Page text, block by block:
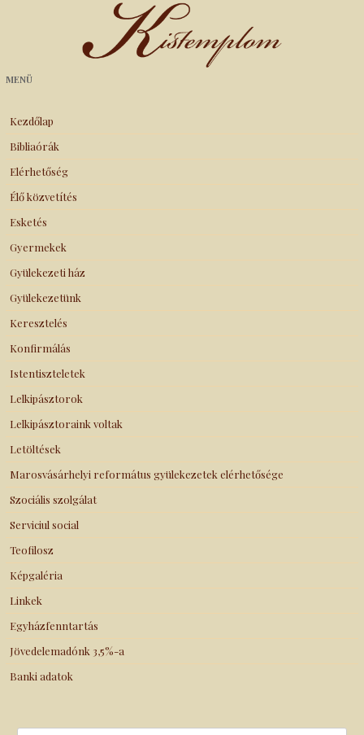
Kistemplom
MENÜ
Kezdőlap
Bibliaórák
Elérhetőség
Élő közvetítés
Esketés
Gyermekek
Gyülekezeti ház
Gyülekezetünk
Keresztelés
Konfirmálás
Istentiszteletek
Lelkipásztorok
Lelkipásztoraink voltak
Letöltések
Marosvásárhelyi református gyülekezetek elérhetősége
Szociális szolgálat
Serviciul social
Teofilosz
Képgaléria
Linkek
Egyházfenntartás
Jövedelemadónk 3,5%-a
Banki adatok